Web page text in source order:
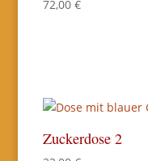
72,00 €
Zuckerdose 2